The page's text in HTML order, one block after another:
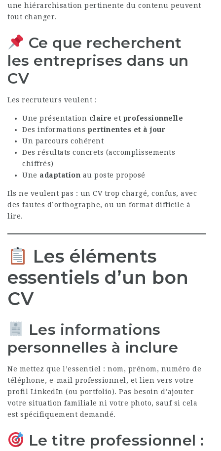
une hiérarchisation pertinente du contenu peuvent
tout changer.
Ce que recherchent
les entreprises dans un
CV
Les recruteurs veulent :
Une présentation claire et professionnelle
Des informations pertinentes et à jour
Un parcours cohérent
Des résultats concrets (accomplissements
chiffrés)
Une adaptation au poste proposé
Ils ne veulent pas : un CV trop chargé, confus, avec
des fautes d’orthographe, ou un format difficile à
lire.
Les éléments
essentiels d’un bon
CV
Les informations
personnelles à inclure
Ne mettez que l’essentiel : nom, prénom, numéro de
téléphone, e-mail professionnel, et lien vers votre
profil LinkedIn (ou portfolio). Pas besoin d’ajouter
votre situation familiale ni votre photo, sauf si cela
est spécifiquement demandé.
Le titre professionnel :